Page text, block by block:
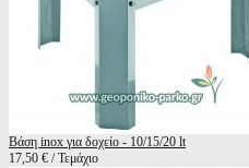
Βάση inox για δοχείο - 10/15/20 lt
17,50 € / Τεμάχιο